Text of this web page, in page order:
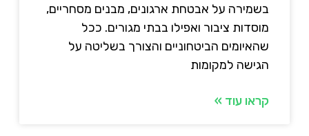
בשמירה על אבטחת ארגונים, מבנים מסחריים,
מוסדות ציבור ואפילו בבתי מגורים. ככל
שהאיומים הביטחוניים והצורך בשליטה על
הגישה למקומות
קראו עוד »